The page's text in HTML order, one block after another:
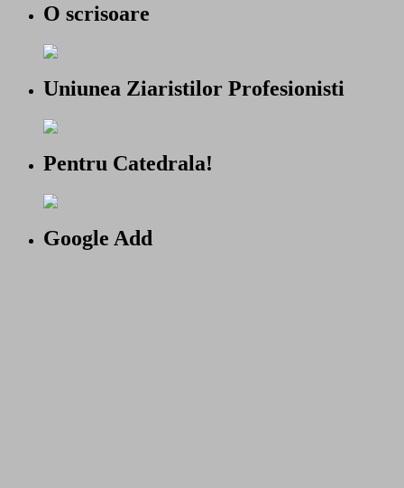
O scrisoare
Uniunea Ziaristilor Profesionisti
Pentru Catedrala!
Google Add